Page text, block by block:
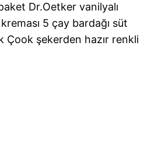
Dr.Oetker vanilyalı
5 çay bardağı süt
Çook şekerden hazır renkli